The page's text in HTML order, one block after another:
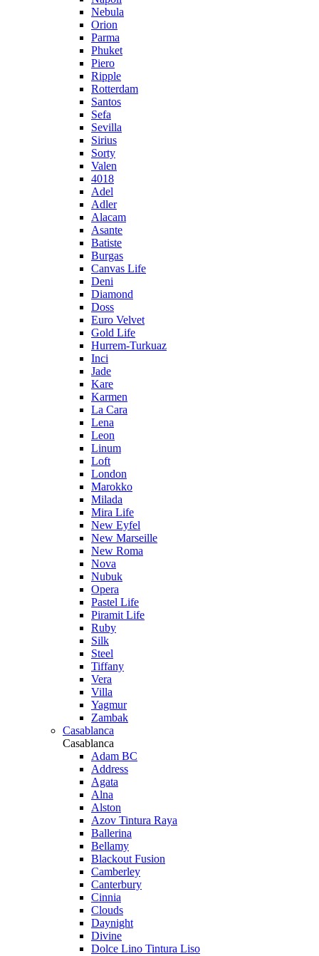
Nebula
Orion
Parma
Phuket
Piero
Ripple
Rotterdam
Santos
Sefa
Sevilla
Sirius
Sorty
Valen
4018
Adel
Adler
Alacam
Asante
Batiste
Burgas
Canvas Life
Deni
Diamond
Doss
Euro Velvet
Gold Life
Hurrem-Turkuaz
Inci
Jade
Kare
Karmen
La Cara
Lena
Leon
Linum
Loft
London
Marokko
Milada
Mira Life
New Eyfel
New Marseille
New Roma
Nova
Nubuk
Opera
Pastel Life
Piramit Life
Ruby
Silk
Steel
Tiffany
Vera
Villa
Yagmur
Zambak
Casablanca
Casablanca
Adam BC
Address
Agata
Alna
Alston
Azov Tintura Raya
Ballerina
Bellamy
Blackout Fusion
Camberley
Canterbury
Cinnia
Clouds
Daynight
Divine
Dolce Lino Tintura Liso